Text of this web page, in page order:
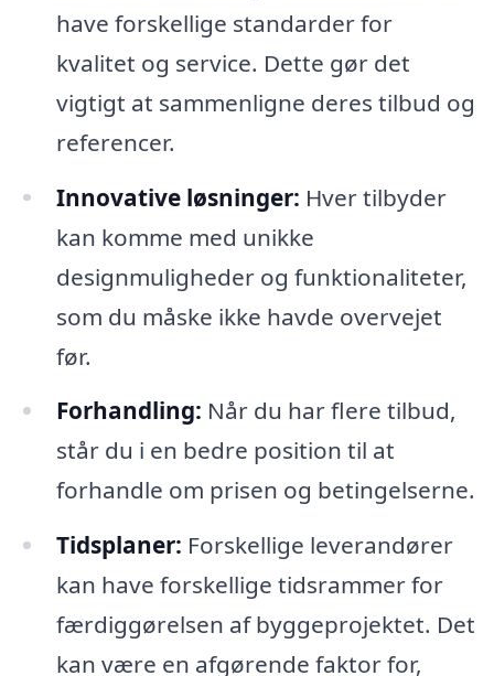
have forskellige standarder for
kvalitet og service. Dette gør det
vigtigt at sammenligne deres tilbud og
referencer.
Innovative løsninger: Hver tilbyder
kan komme med unikke
designmuligheder og funktionaliteter,
som du måske ikke havde overvejet
før.
Forhandling: Når du har flere tilbud,
står du i en bedre position til at
forhandle om prisen og betingelserne.
Tidsplaner: Forskellige leverandører
kan have forskellige tidsrammer for
færdiggørelsen af byggeprojektet. Det
kan være en afgørende faktor for,